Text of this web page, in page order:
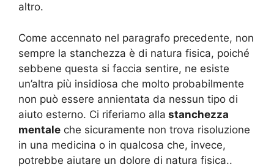
altro.
Come accennato nel paragrafo precedente, non
sempre la stanchezza è di natura fisica, poiché
sebbene questa si faccia sentire, ne esiste
un’altra più insidiosa che molto probabilmente
non può essere annientata da nessun tipo di
aiuto esterno. Ci riferiamo alla stanchezza
mentale che sicuramente non trova risoluzione
in una medicina o in qualcosa che, invece,
potrebbe aiutare un dolore di natura fisica..